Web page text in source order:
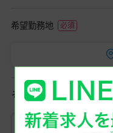
希望勤務地
その他ご希望条件など